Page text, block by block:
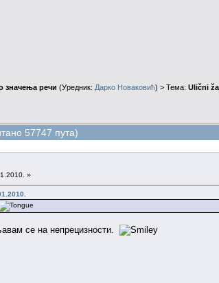
значења речи (Уредник: Дарко Новаковић) > Тема: Ulični
57747 пута)
»
се на непрецизности.